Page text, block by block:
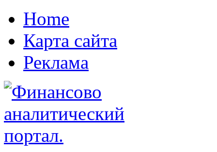
Home
Карта сайта
Реклама